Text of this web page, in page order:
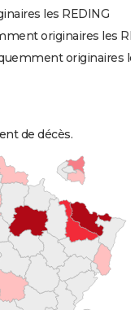
les REDING
originaires les
originaires
de décès.